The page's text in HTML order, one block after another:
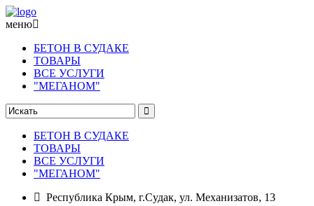
меню
БЕТОН В СУДАКЕ
ТОВАРЫ
ВСЕ УСЛУГИ
"МЕГАНОМ"
БЕТОН В СУДАКЕ
ТОВАРЫ
ВСЕ УСЛУГИ
"МЕГАНОМ"
Республика Крым, г.Судак, ул. Механизатов, 13